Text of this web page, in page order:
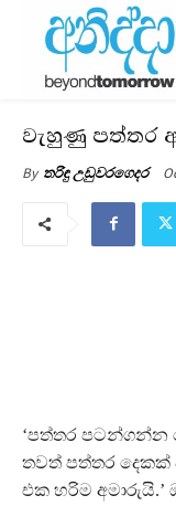
වැහුණු පත්තර
By තරිඳු උඩුවරගෙදර
‘පත්තර පටන්ගන්න
තවත් පත්තර දෙකක්
එක හරිම